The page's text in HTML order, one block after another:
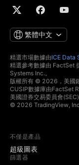
繁體中文
精選市場數據由ICE Data
精選參考數據由 FactSet
Systems Inc.。
版權所有 © 2026，美國
CUSIP數據庫由FactSet
美國證券交易委員會
© 2026 TradingView, Inc.
不僅是產品
超級圖表
篩選器